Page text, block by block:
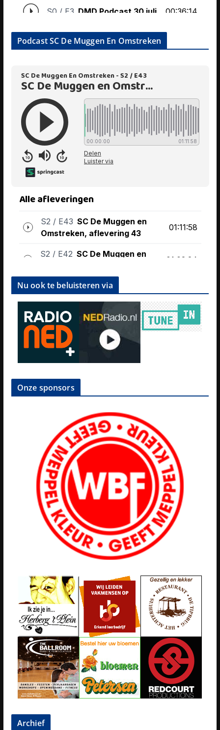
Podcast SC De Muggen En Omstreken
Nu ook te beluisteren via
Onze sponsors
Archief